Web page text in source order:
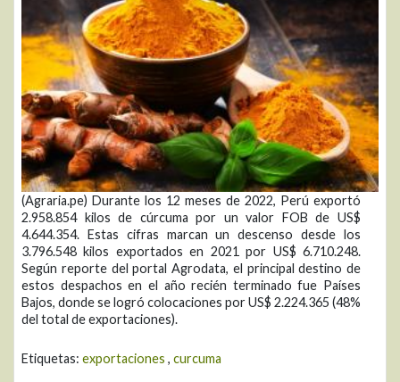
(Agraria.pe) Durante los 12 meses de 2022, Perú exportó
2.958.854 kilos de cúrcuma por un valor FOB de US$
4.644.354. Estas cifras marcan un descenso desde los
3.796.548 kilos exportados en 2021 por US$ 6.710.248.
Según reporte del portal Agrodata, el principal destino de
estos despachos en el año recién terminado fue Países
Bajos, donde se logró colocaciones por US$ 2.224.365 (48%
del total de exportaciones).
Etiquetas: exportaciones , curcuma